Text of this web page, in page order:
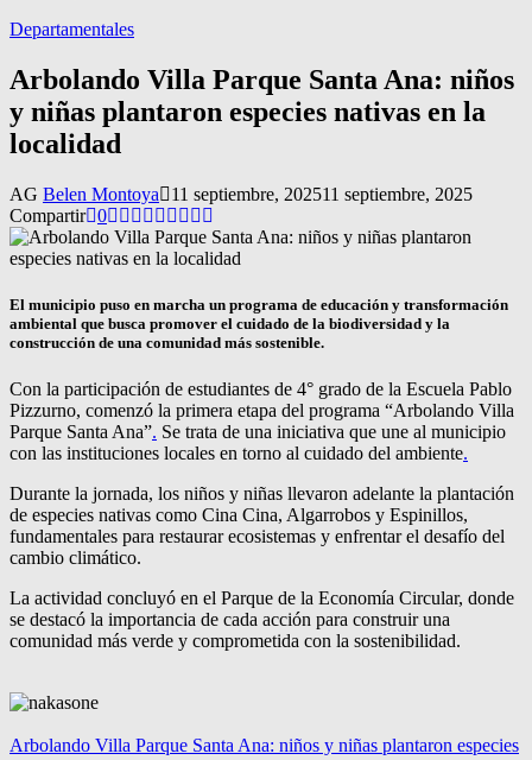
Departamentales
Arbolando Villa Parque Santa Ana: niños
y niñas plantaron especies nativas en la
localidad
AG Belen Montoya 11 septiembre, 202511 septiembre, 2025
Compartir 0
El municipio puso en marcha un programa de educación y transformación
ambiental que busca promover el cuidado de la biodiversidad y la
construcción de una comunidad más sostenible.
Con la participación de estudiantes de 4° grado de la Escuela Pablo
Pizzurno, comenzó la primera etapa del programa “Arbolando Villa
Parque Santa Ana”. Se trata de una iniciativa que une al municipio
con las instituciones locales en torno al cuidado del ambiente.
Durante la jornada, los niños y niñas llevaron adelante la plantación
de especies nativas como Cina Cina, Algarrobos y Espinillos,
fundamentales para restaurar ecosistemas y enfrentar el desafío del
cambio climático.
La actividad concluyó en el Parque de la Economía Circular, donde
se destacó la importancia de cada acción para construir una
comunidad más verde y comprometida con la sostenibilidad.
Arbolando Villa Parque Santa Ana: niños y niñas plantaron especies